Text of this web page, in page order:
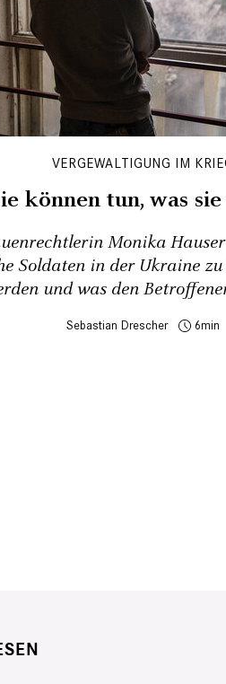
VERGEWALTIGUNG IM
können tun, was
Monika
Soldaten in der Ukraine
und was den
Sebastian Drescher 6